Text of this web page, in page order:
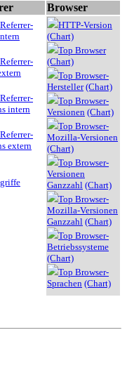
Browser
intern
extern
HTTP-Version
(Chart)
Top Browser
(Chart)
Top Browser-
Hersteller (Chart)
Top Browser-
Versionen (Chart)
Top Browser-
Mozilla-Versionen
(Chart)
Top Browser-
Versionen
Ganzzahl (Chart)
Top Browser-
Mozilla-Versionen
Ganzzahl (Chart)
Top Browser-
Betriebssysteme
(Chart)
Top Browser-
Sprachen (Chart)